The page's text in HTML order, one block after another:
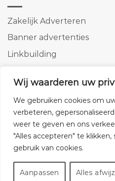
Wij waarderen uw
We gebruiken cookies om
verbeteren,
weer te geven en ons
"Alles accepteren" te
gebruik van cookies.
Aanpassen Alles
Zakelijk Adverteren
Banner advertenties
Linkbuilding
Klantenservice Cookies
© 2026 -